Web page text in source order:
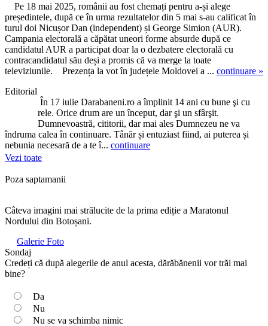
Pe 18 mai 2025, românii au fost chemați pentru a-și alege
președintele, după ce în urma rezultatelor din 5 mai s-au calificat în
turul doi Nicușor Dan (independent) și George Simion (AUR).
Campania electorală a căpătat uneori forme absurde după ce
candidatul AUR a participat doar la o dezbatere electorală cu
contracandidatul său deși a promis că va merge la toate
televiziunile. Prezența la vot în județele Moldovei a ... continuare »
Editorial
În 17 iulie Darabaneni.ro a împlinit 14 ani cu bune şi cu
rele. Orice drum are un început, dar şi un sfârşit.
Dumnevoastră, cititorii, dar mai ales Dumnezeu ne va
îndruma calea în continuare. Tânăr și entuziast fiind, ai puterea și
nebunia necesară de a te î... continuare
Vezi toate
Poza saptamanii
Câteva imagini mai strălucite de la prima ediție a Maratonul
Nordului din Botoșani.
Galerie Foto
Sondaj
Credeți că după alegerile de anul acesta, dărăbănenii vor trăi mai
bine?
Da
Nu
Nu se va schimba nimic